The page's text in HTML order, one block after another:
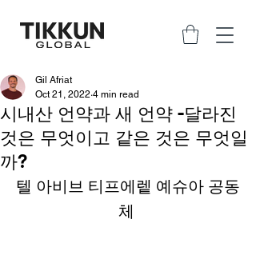
시내산 언약과 새 언약 -달라진
것은 무엇이고 같은 것은 무엇일
까?
Gil Afriat
Oct 21, 2022 4 min read
텔 아비브 티프에렡 예슈아 공동
체